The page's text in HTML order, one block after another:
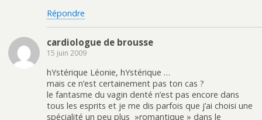
Répondre
cardiologue de brousse
15 juin 2009
hYstérique Léonie, hYstérique …
mais ce n’est certainement pas ton cas ?
le fantasme du vagin denté n’est pas encore dans
tous les esprits et je me dis parfois que j’ai choisi une
spécialité un peu plus »romantique » dans le